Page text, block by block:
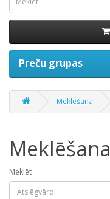
Preču grupas
Meklēšana
Meklēšana
Meklēt